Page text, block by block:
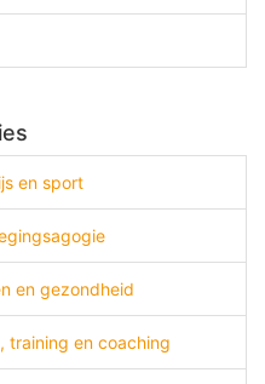
en sport
en gezondheid
training en coaching